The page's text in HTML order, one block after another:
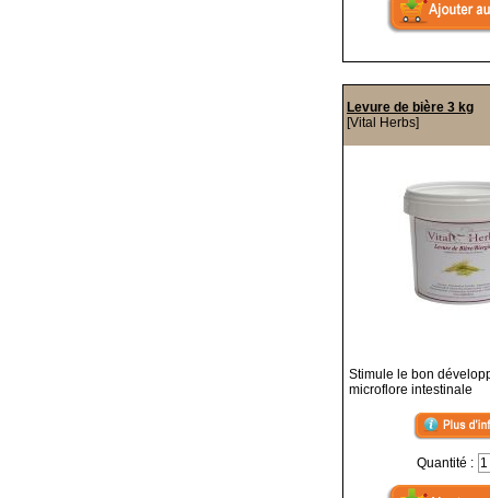
Levure de bière 3 kg
[Vital Herbs]
Stimule le bon
microflore intestinale
Quantité :